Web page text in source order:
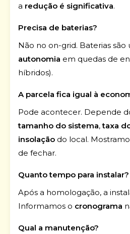
a redução é significativa.
Precisa de baterias?
Não no on-grid. Baterias são
autonomia em quedas de
híbridos).
A parcela fica igual à
Pode acontecer. Depende
tamanho do sistema,taxa
insolação do local.
de fechar.
Quanto tempo para instalar?
Após a homologação, a
Informamos o cronograma
Qual a manutenção?